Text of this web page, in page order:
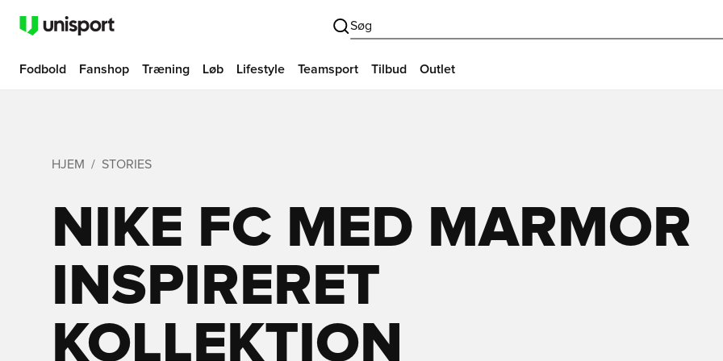
Søg
Fodbold Fanshop Træning Løb Lifestyle Teamsport Tilbud Outlet
HJEM STORIES
NIKE FC MED MARMOR
INSPIRERET
KOLLEKTION